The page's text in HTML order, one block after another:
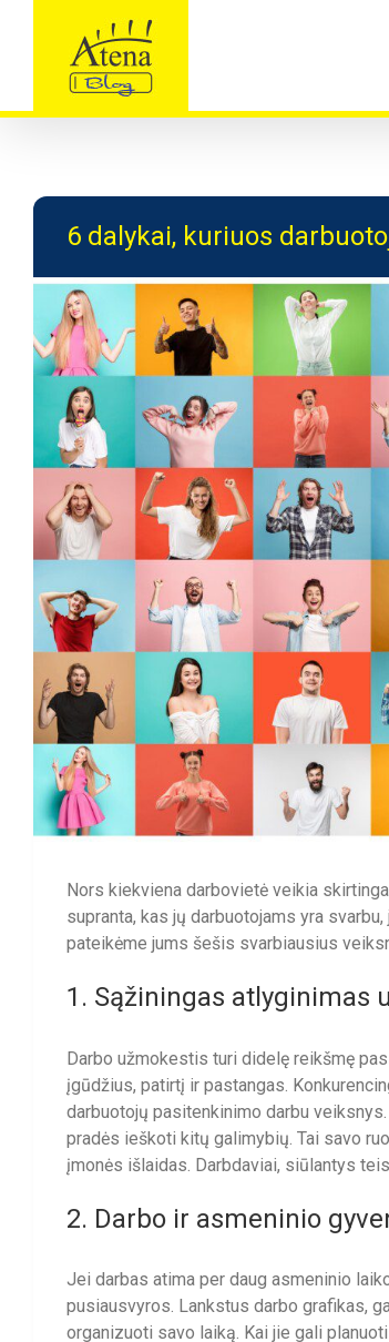
6 dalykai, kuriuos
Nors kiekviena darbovietė veikia
supranta, kas jų darbuotojams yra
pateikėme jums šešis svarbiausius
1. Sąžiningas atlyginimas
Darbo užmokestis turi didelę reikšmę
įgūdžius, patirtį ir pastangas.
darbuotojų pasitenkinimo darbu
pradės ieškoti kitų galimybių. Tai savo
įmonės išlaidas. Darbdaviai, siūlantys
2. Darbo ir asmeninio
Jei darbas atima per daug asmeninio
pusiausvyros. Lankstus darbo grafikas,
organizuoti savo laiką. Kai jie gali